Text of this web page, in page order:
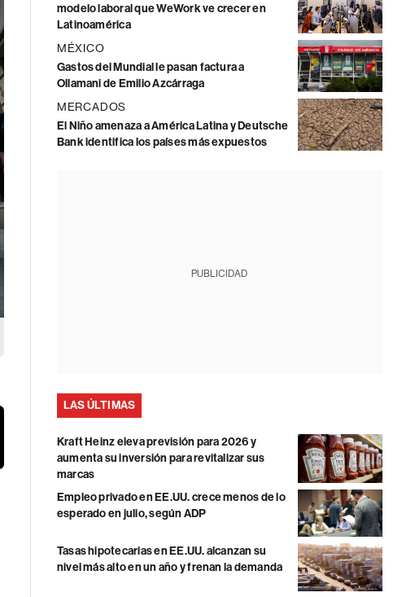
modelo laboral que WeWork ve crecer en
Latinoamérica
MÉXICO
Gastos del Mundial le pasan factura a
Ollamani de Emilio Azcárraga
MERCADOS
El Niño amenaza a América Latina y Deutsche
Bank identifica los países más expuestos
PUBLICIDAD
LAS ÚLTIMAS
Kraft Heinz eleva previsión para 2026 y
aumenta su inversión para revitalizar sus
marcas
Empleo privado en EE.UU. crece menos de lo
esperado en julio, según ADP
Tasas hipotecarias en EE.UU. alcanzan su
nivel más alto en un año y frenan la demanda